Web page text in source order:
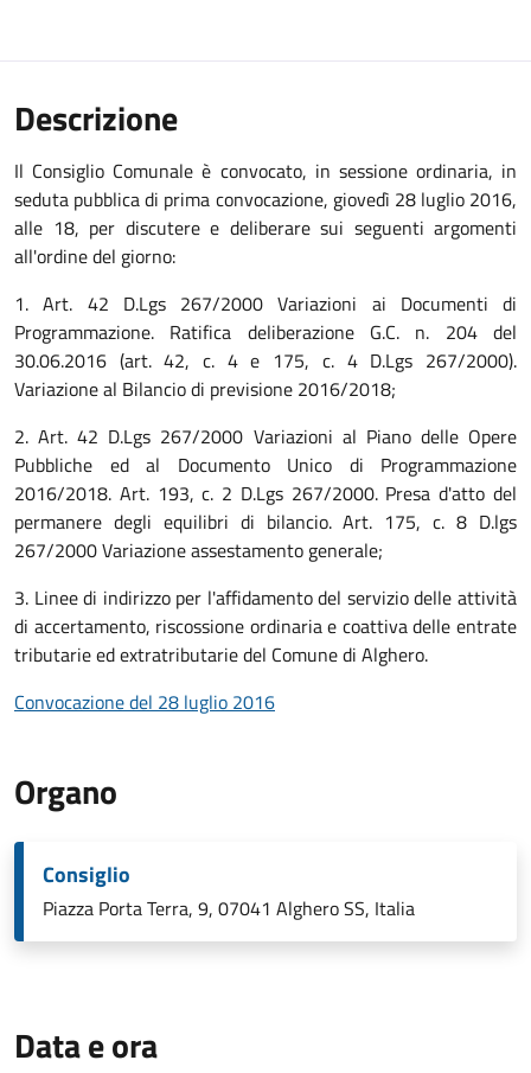
Descrizione
Il Consiglio Comunale è convocato, in sessione ordinaria, in
seduta pubblica di prima convocazione, giovedì 28 luglio 2016,
alle 18, per discutere e deliberare sui seguenti argomenti
all'ordine del giorno:
1. Art. 42 D.Lgs 267/2000 Variazioni ai Documenti di
Programmazione. Ratifica deliberazione G.C. n. 204 del
30.06.2016 (art. 42, c. 4 e 175, c. 4 D.Lgs 267/2000).
Variazione al Bilancio di previsione 2016/2018;
2. Art. 42 D.Lgs 267/2000 Variazioni al Piano delle Opere
Pubbliche ed al Documento Unico di Programmazione
2016/2018. Art. 193, c. 2 D.Lgs 267/2000. Presa d'atto del
permanere degli equilibri di bilancio. Art. 175, c. 8 D.lgs
267/2000 Variazione assestamento generale;
3. Linee di indirizzo per l'affidamento del servizio delle attività
di accertamento, riscossione ordinaria e coattiva delle entrate
tributarie ed extratributarie del Comune di Alghero.
Convocazione del 28 luglio 2016
Organo
Consiglio
Piazza Porta Terra, 9, 07041 Alghero SS, Italia
Data e ora